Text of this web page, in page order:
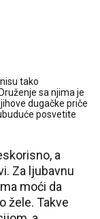
tako
sa njima je
dugačke priče
posvetite
a
Za ljubavnu
moći da
žele. Takve